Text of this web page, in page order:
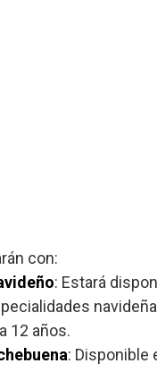
con:
: Estará
12 años.
: Disponible